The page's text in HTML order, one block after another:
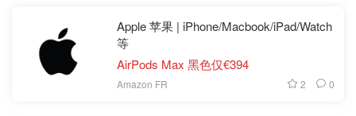
Apple 苹果 | iPhone/Macbook/iPad/Watch
等
AirPods Max 黑色仅€394
Amazon FR 2 0